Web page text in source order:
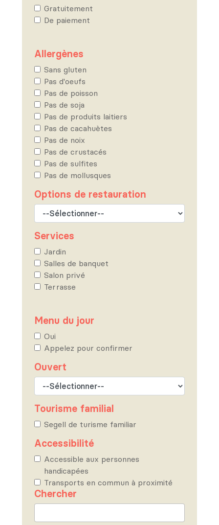
Gratuitement
De paiement
Allergènes
Sans gluten
Pas d'oeufs
Pas de poisson
Pas de soja
Pas de produits laitiers
Pas de cacahuètes
Pas de noix
Pas de crustacés
Pas de sulfites
Pas de mollusques
Options de restauration
Services
Jardin
Salles de banquet
Salon privé
Terrasse
Menu du jour
Oui
Appelez pour confirmer
Ouvert
Tourisme familial
Segell de turisme familiar
Accessibilité
Accessible aux personnes
handicapées
Transports en commun à proximité
Chercher